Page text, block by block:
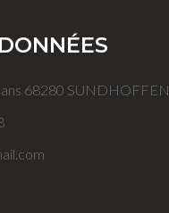
68280 SUNDHOFFEN